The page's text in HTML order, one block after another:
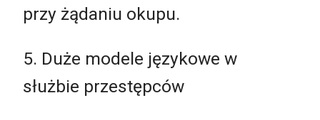
przy żądaniu okupu.
5. Duże modele językowe w
służbie przestępców